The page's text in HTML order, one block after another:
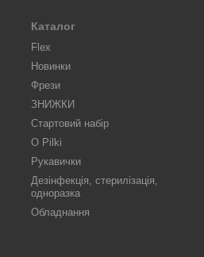
Каталог
Flex
Новинки
Фрези
ЗНИЖКИ
Стартовий набір
O Pilki
Рукавички
Дезінфекція, стерилізація,
одноразка
Обладнання